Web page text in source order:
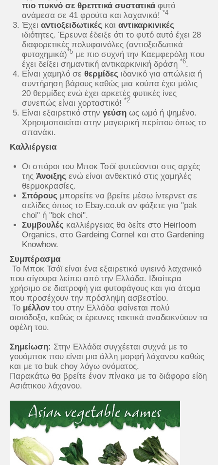
πιο πυκνό σε θρεπτικά συστατικά φυτό
ανάμεσα σε 41 φρούτα και λαχανικά! *4
Έχει αντιοξειδωτικές και αντικαρκινικές
ιδιότητες. Έρευνα έδειξε ότι το φυτό αυτό έχει 28
διαφορετικές πολυφαινόλες (αντιοξειδωτικά
φυτοχημικά)*5 με πιο συχνή την Καεμφερόλη που
έχει δείξει σημαντική αντικαρκινική δράση *6.
Είναι χαμηλό σε θερμίδες ιδανικό για απώλεια ή
συντήρηση βάρους καθώς μια κούπα έχει μόλις
20 θερμίδες ενώ έχει αρκετές φυτικές ίνες
συνεπώς είναι χορταστικό! *2
Είναι εξαιρετικό στην γεύση ως ωμό ή ψημένο.
Χρησιμοποιείται στην μαγειρική περίπου όπως το
σπανάκι.
Καλλιέργεια
Οι σπόροι του Μποκ Τσόϊ φυτεύονται στις αρχές
της Άνοιξης ενώ είναι ανθεκτικό στις χαμηλές
θερμοκρασίες.
Σπόρους μπορείτε να βρείτε μέσω ίντερνετ σε
σελίδες όπως το Ebay.co.uk αν φάξετε για "pak
choi" ή "bok choi".
Συμβουλές καλλιέργειας θα δείτε στο Heirloom
Organics, στο Gardeing Cornel και στο Gardening
Knowhow.
Συμπέρασμα
Το Μποκ Τσόϊ είναι ένα εξαιρετικά υγιεινό λαχανικό
που σίγουρα λείπει από την Ελλάδα. Ιδιαίτερα
χρήσιμο σε διατροφή για φυτοφάγους και για άτομα
που προσέχουν την πρόσληψη ασβεστίου.
Το μέλλον του στην Ελλάδα φαίνεται πολύ
αισιόδοξο, καθώς οι έρευνες τακτικά αναδεικνύουν τα
οφέλη του.
Σημείωση: Στην Ελλάδα συγχέεται συχνά με το
γουόμποκ που είναι μια άλλη μορφή λάχανου καθώς
και με το buk choy λόγω ονόματος.
Παρακάτω θα βρείτε έναν πίνακα με τα διάφορα είδη
Ασιάτικου λάχανου.